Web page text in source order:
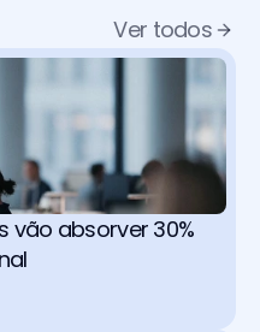
Ver todos
vão absorver 30%